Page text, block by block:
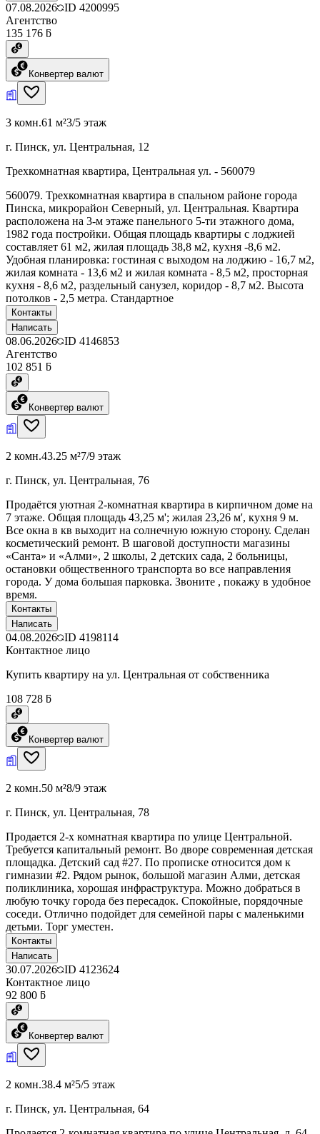
07.08.2026 ID 4200995
Агентство
135 176 ƃ
Конвертер валют
3 комн.61 м²3/5 этаж
г. Пинск, ул. Центральная, 12
Трехкомнатная квартира, Центральная ул. - 560079
560079. Трехкомнатная квартира в спальном районе города
Пинска, микрорайон Северный, ул. Центральная. Квартира
расположена на 3-м этаже панельного 5-ти этажного дома,
1982 года постройки. Общая площадь квартиры с лоджией
составляет 61 м2, жилая площадь 38,8 м2, кухня -8,6 м2.
Удобная планировка: гостиная с выходом на лоджию - 16,7 м2,
жилая комната - 13,6 м2 и жилая комната - 8,5 м2, просторная
кухня - 8,6 м2, раздельный санузел, коридор - 8,7 м2. Высота
потолков - 2,5 метра. Стандартное
Контакты
Написать
08.06.2026 ID 4146853
Агентство
102 851 ƃ
Конвертер валют
2 комн.43.25 м²7/9 этаж
г. Пинск, ул. Центральная, 76
Продаётся уютная 2-комнатная квартира в кирпичном доме на
7 этаже. Общая площадь 43,25 м'; жилая 23,26 м', кухня 9 м.
Все окна в кв выходит на солнечную южную сторону. Сделан
косметический ремонт. В шаговой доступности магазины
«Санта» и «Алми», 2 школы, 2 детских сада, 2 больницы,
остановки общественного транспорта во все направления
города. У дома большая парковка. Звоните , покажу в удобное
время.
Контакты
Написать
04.08.2026 ID 4198114
Контактное лицо
Купить квартиру на ул. Центральная от собственника
108 728 ƃ
Конвертер валют
2 комн.50 м²8/9 этаж
г. Пинск, ул. Центральная, 78
Продается 2-х комнатная квартира по улице Центральной.
Требуется капитальный ремонт. Во дворе современная детская
площадка. Детский сад #27. По прописке относится дом к
гимназии #2. Рядом рынок, большой магазин Алми, детская
поликлиника, хорошая инфраструктура. Можно добраться в
любую точку города без пересадок. Спокойные, порядочные
соседи. Отлично подойдет для семейной пары с маленькими
детьми. Торг уместен.
Контакты
Написать
30.07.2026 ID 4123624
Контактное лицо
92 800 ƃ
Конвертер валют
2 комн.38.4 м²5/5 этаж
г. Пинск, ул. Центральная, 64